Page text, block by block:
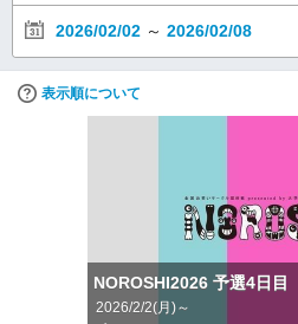
2026/02/02 ～ 2026/02/08
表示順について
NOROSHI2026 予選4日目
2026/2/2(月)～